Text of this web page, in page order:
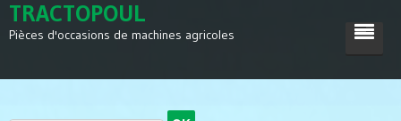
TRACTOPOUL
Pièces d'occasions de machines agricoles